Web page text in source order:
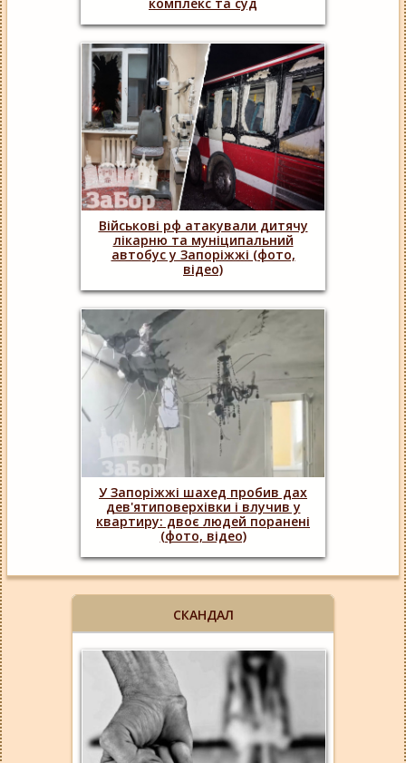
СКАНДАЛ
Військові рф атакували дитячу
лікарню та муніципальний
автобус у Запоріжжі (фото,
відео)
У Запоріжжі шахед пробив дах
дев'ятиповерхівки і влучив у
квартиру: двоє людей поранені
(фото, відео)